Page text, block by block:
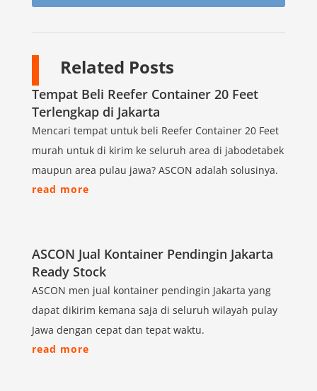
Related Posts
Tempat Beli Reefer Container 20 Feet
Terlengkap di Jakarta
Mencari tempat untuk beli Reefer Container 20 Feet
murah untuk di kirim ke seluruh area di jabodetabek
maupun area pulau jawa? ASCON adalah solusinya.
read more
ASCON Jual Kontainer Pendingin Jakarta
Ready Stock
ASCON men jual kontainer pendingin Jakarta yang
dapat dikirim kemana saja di seluruh wilayah pulay
Jawa dengan cepat dan tepat waktu.
read more